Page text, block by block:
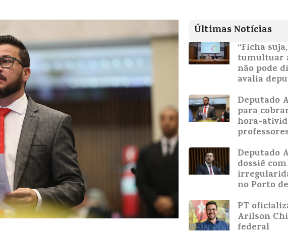
Últimas Notícias
“Ficha
tumultuar
não pode
avalia
Deputado
para
hora-
Deputado
dossiê
no Porto
PT
Arilson
federal